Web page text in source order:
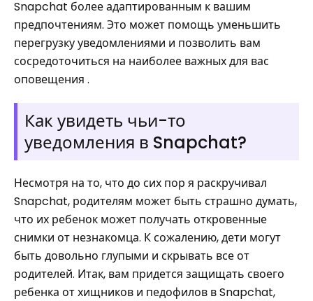
Snapchat более адаптированным к вашим
предпочтениям. Это может помощь уменьшить
перегрузку уведомлениями и позволить вам
сосредоточиться на наиболее важных для вас
оповещения .
Как увидеть чьи-то
уведомления в Snapchat?
Несмотря на то, что до сих пор я раскручивал
Snapchat, родителям может быть страшно думать,
что их ребенок может получать откровенные
снимки от незнакомца. К сожалению, дети могут
быть довольно глупыми и скрывать все от
родителей. Итак, вам придется защищать своего
ребенка от хищников и педофилов в Snapchat,